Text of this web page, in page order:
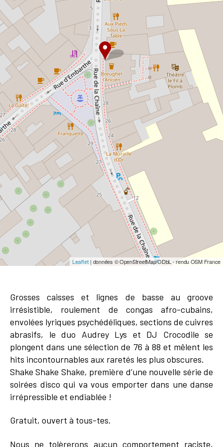
Leaflet| données © OpenStreetMap/ODbL - rendu OSM France
Grosses caisses et lignes de basse au groove
irrésistible, roulement de congas afro-cubains,
envolées lyriques psychédéliques, sections de cuivres
abrasifs, le duo Audrey Lys et DJ Crocodile se
plongent dans une sélection de 76 à 88 et mêlent les
hits incontournables aux raretés les plus obscures.
Shake Shake Shake, première d’une nouvelle série de
soirées disco qui va vous emporter dans une danse
irrépressible et endiablée !
Gratuit, ouvert à tous-tes.
Nous ne tolèrerons aucun comportement raciste,